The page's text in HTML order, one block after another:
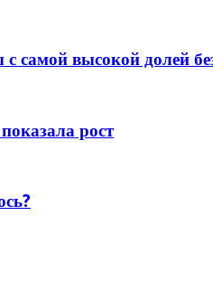
самой высокой долей
рост